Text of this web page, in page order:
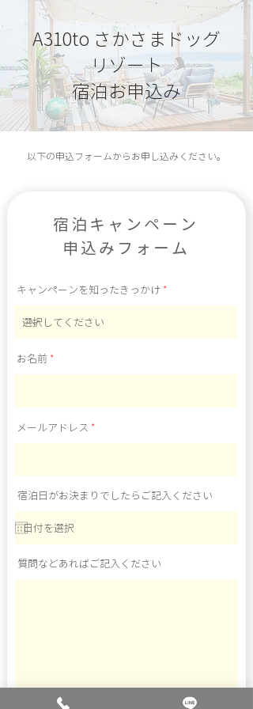
A310to さかさまドッグ
リゾート
宿泊お申込み
​以下の申込フォームからお申し込みください。
宿泊キャンペーン
申込みフォーム
キャンペーンを知ったきっかけ
お名前
メールアドレス
宿泊日がお決まりでしたらご記入ください
質問などあればご記入ください